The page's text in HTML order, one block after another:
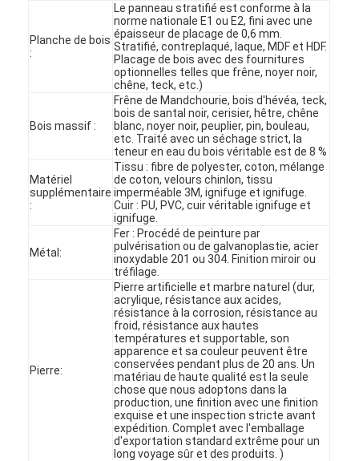
Accueil
Le spectacle VR
À propos de nous
Visite de l'usine
Contrôle qualité
Contactez-nous
Planche de bois
:
Le panneau stratifié est conforme à la
norme nationale E1 ou E2, fini avec une
épaisseur de placage de 0,6 mm.
Stratifié, contreplaqué, laque, MDF et HDF.
Placage de bois avec des fournitures
optionnelles telles que frêne, noyer noir,
chêne, teck, etc.)
Bois massif :
Frêne de Mandchourie, bois d'hévéa, teck,
bois de santal noir, cerisier, hêtre, chêne
blanc, noyer noir, peuplier, pin, bouleau,
etc. Traité avec un séchage strict, la
teneur en eau du bois véritable est de 8 %
Matériel
supplémentaire
:
Tissu : fibre de polyester, coton, mélange
de coton, velours chinlon, tissu
imperméable 3M, ignifuge et ignifuge.
Cuir : PU, PVC, cuir véritable ignifuge et
ignifuge.
Métal:
Fer : Procédé de peinture par
pulvérisation ou de galvanoplastie, acier
inoxydable 201 ou 304. Finition miroir ou
tréfilage.
Pierre:
Pierre artificielle et marbre naturel (dur,
acrylique, résistance aux acides,
résistance à la corrosion, résistance au
froid, résistance aux hautes
températures et supportable, son
apparence et sa couleur peuvent être
conservées pendant plus de 20 ans. Un
matériau de haute qualité est la seule
chose que nous adoptons dans la
production, une finition avec une finition
exquise et une inspection stricte avant
expédition. Complet avec l'emballage
d'exportation standard extrême pour un
long voyage sûr et des produits. )